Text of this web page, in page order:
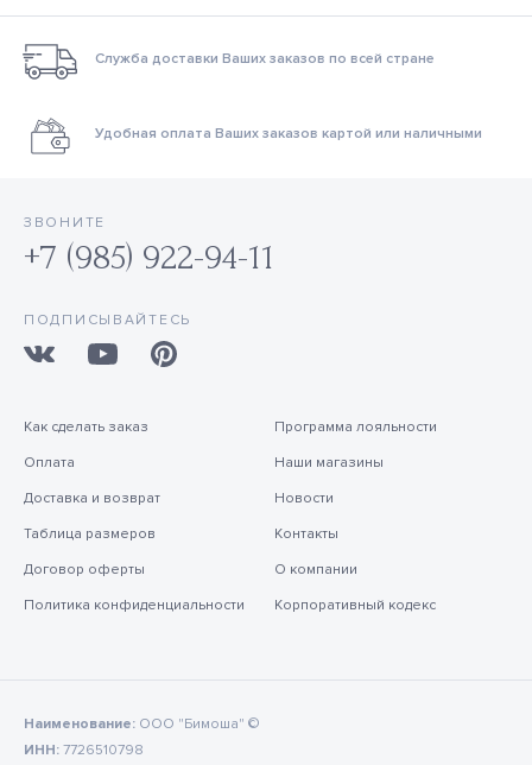
Служба доставки Ваших заказов по всей стране
Удобная оплата Ваших заказов картой или наличными
ЗВОНИТЕ
+7 (985) 922-94-11
ПОДПИСЫВАЙТЕСЬ
Как сделать заказ
Оплата
Доставка и возврат
Таблица размеров
Договор оферты
Политика конфиденциальности
Программа лояльности
Наши магазины
Новости
Контакты
О компании
Корпоративный кодекс
Наименование: ООО "Бимоша" ©
ИНН: 7726510798